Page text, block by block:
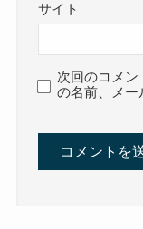
サイト
次回のコメン
の名前、メー